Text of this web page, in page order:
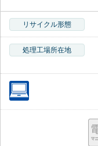
リサイクル形態
処理工場所在地